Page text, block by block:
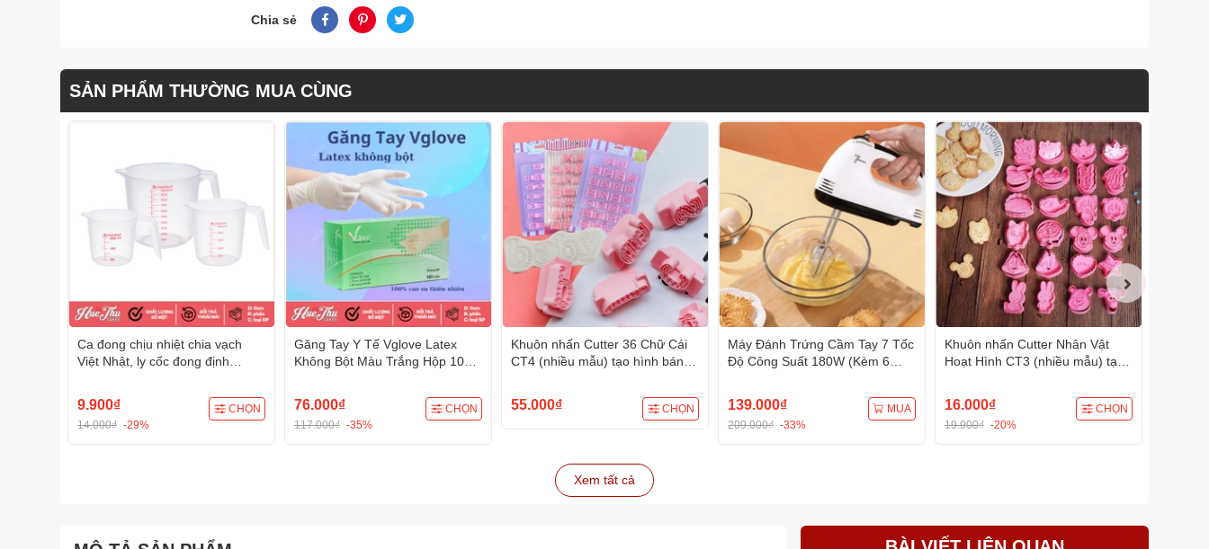
Chia sẻ
SẢN PHẨM THƯỜNG MUA CÙNG
Ca đong chịu nhiệt chia vạch
Việt Nhật, ly cốc đong định
250/500/1000/2000/3000ml
9.900₫
14.000₫ -29%
CHỌN
Găng Tay Y Tế Vglove Latex
Không Bột Màu Trắng Hộp 100
phẩm, thẩm mỹ, công nghiệp
76.000₫
117.000₫ -35%
CHỌN
Khuôn nhấn Cutter 36 Chữ Cái
CT4 (nhiều mẫu) tạo hình bánh
55.000₫ CHỌN
Máy Đánh Trứng Cầm Tay 7 Tốc
Độ Công Suất 180W (Kèm 6
139.000₫
209.000₫ -33%
MUA
Khuôn nhấn Cutter Nhân Vật
Hoạt Hình CT3 (nhiều mẫu) tạo
mì, rau câu, xôi hoa đậu
16.000₫
19.900₫ -20%
CHỌN
Xem tất cả